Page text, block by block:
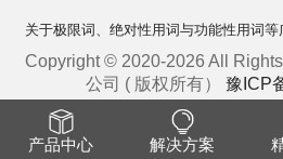
关于极限词、绝对性用词与功能性用词
Copyright © 2020-2026 All
公司 ( 版权所有） 豫ICP
产品中心 解决方案